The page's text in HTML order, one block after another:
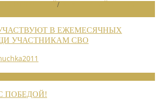
/
В ЕЖЕМЕСЯЧНЫХ
УЧАСТНИКАМ СВО
ПОБЕДОЙ!